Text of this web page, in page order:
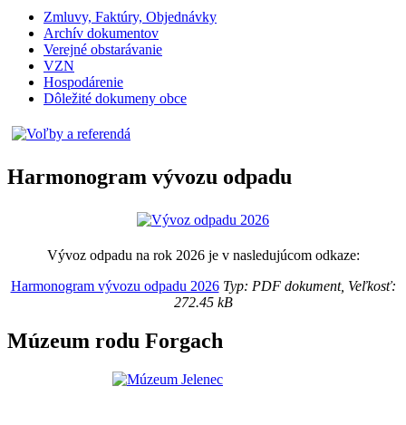
Zmluvy, Faktúry, Objednávky
Archív dokumentov
Verejné obstarávanie
VZN
Hospodárenie
Dôležité dokumeny obce
Harmonogram vývozu odpadu
Vývoz odpadu na rok 2026 je v nasledujúcom odkaze:
Harmonogram vývozu odpadu 2026Typ: PDF dokument, Veľkosť:
272.45 kB
Múzeum rodu Forgach